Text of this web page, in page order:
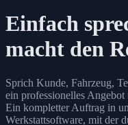
Einfach
macht den
Sprich Kunde, Fahrzeug,
ein professionelles
Ein kompletter Auftrag in
Werkstattsoftware, mit der